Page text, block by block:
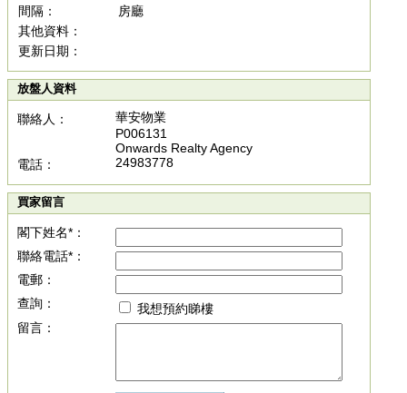
間隔：
房廳
其他資料：
更新日期：
放盤人資料
聯絡人：
華安物業
P006131
Onwards Realty Agency
電話：
24983778
買家留言
閣下姓名*：
聯絡電話*：
電郵：
查詢：
我想預約睇樓
留言：